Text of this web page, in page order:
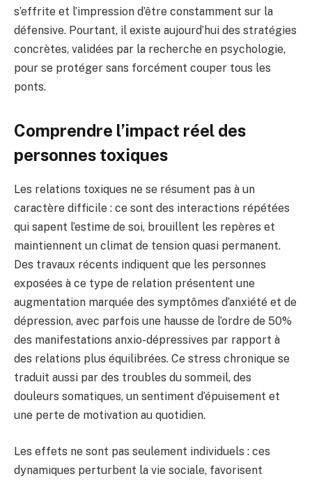
s’effrite et l’impression d’être constamment sur la
défensive. Pourtant, il existe aujourd’hui des stratégies
concrètes, validées par la recherche en psychologie,
pour se protéger sans forcément couper tous les
ponts.
Comprendre l’impact réel des
personnes toxiques
Les relations toxiques ne se résument pas à un
caractère difficile : ce sont des interactions répétées
qui sapent l’estime de soi, brouillent les repères et
maintiennent un climat de tension quasi permanent.
Des travaux récents indiquent que les personnes
exposées à ce type de relation présentent une
augmentation marquée des symptômes d’anxiété et de
dépression, avec parfois une hausse de l’ordre de 50%
des manifestations anxio-dépressives par rapport à
des relations plus équilibrées. Ce stress chronique se
traduit aussi par des troubles du sommeil, des
douleurs somatiques, un sentiment d’épuisement et
une perte de motivation au quotidien.
Les effets ne sont pas seulement individuels : ces
dynamiques perturbent la vie sociale, favorisent